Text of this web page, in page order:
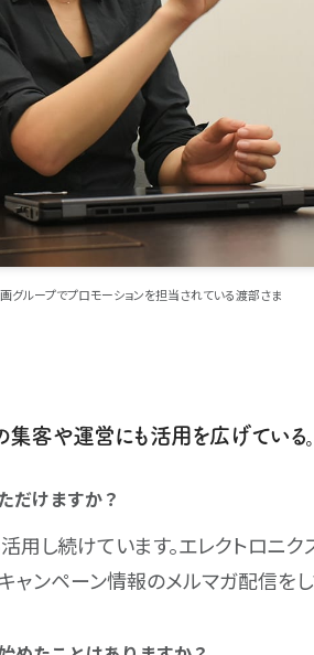
グループでプロモーションを担当されている渡部さま
集客や運営にも活用を広げている。
だけますか？
用し続けています。エレクトロニ
ンペーン情報のメルマガ配信をし